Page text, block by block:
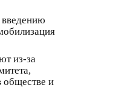
из-за
обществе и